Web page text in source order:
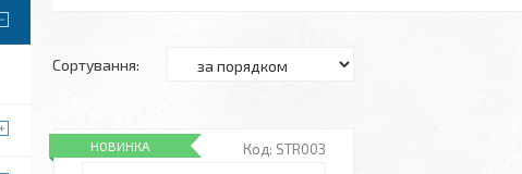
STR003
НОВИНКА